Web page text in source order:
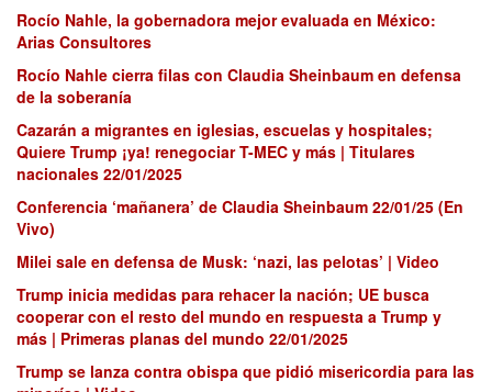
Rocío Nahle, la gobernadora mejor evaluada en México:
Arias Consultores
Rocío Nahle cierra filas con Claudia Sheinbaum en defensa
de la soberanía
Cazarán a migrantes en iglesias, escuelas y hospitales;
Quiere Trump ¡ya! renegociar T-MEC y más | Titulares
nacionales 22/01/2025
Conferencia ‘mañanera’ de Claudia Sheinbaum 22/01/25 (En
Vivo)
Milei sale en defensa de Musk: ‘nazi, las pelotas’ | Video
Trump inicia medidas para rehacer la nación; UE busca
cooperar con el resto del mundo en respuesta a Trump y
más | Primeras planas del mundo 22/01/2025
Trump se lanza contra obispa que pidió misericordia para las